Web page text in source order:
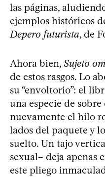
las páginas,
ejemplos históricos
Depero futurista, de
Ahora bien, Sujeto
de estos rasgos. Lo
su “envoltorio”: el
una especie de
nuevamente el hilo
lados del paquete y
suelto. Un tajo
sexual– deja apenas
este pliego